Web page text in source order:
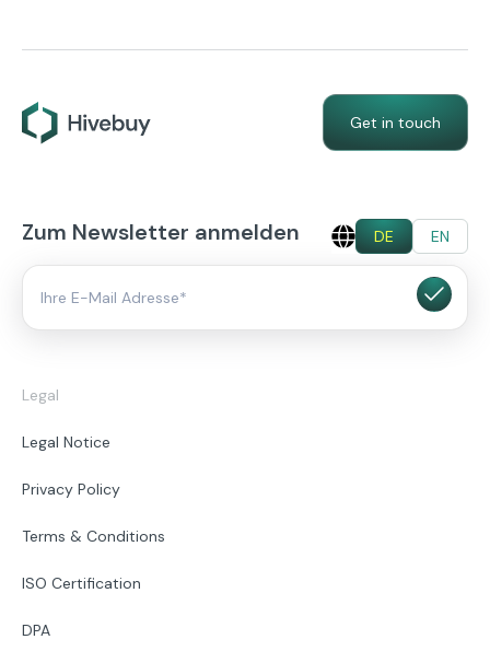
Get in touch
Legal
Legal Notice
Privacy Policy
Terms & Conditions
ISO Certification
DPA
Zum Newsletter anmelden DE EN